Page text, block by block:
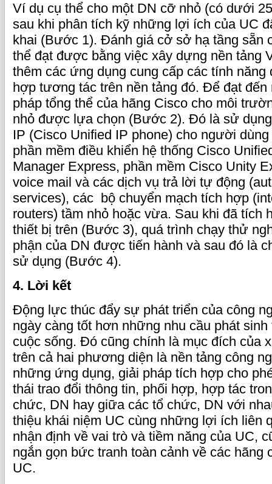
Ví dụ cụ thể cho một DN cỡ nhỏ (có dưới
sau khi phân tích kỹ những lợi ích của UC
khai (Bước 1). Đánh giá cở sở hạ tầng sẵn
thể đạt được bằng việc xây dựng nền tảng
thêm các ứng dụng cung cấp các tính năng
hợp tương tác trên nền tảng đó. Để đạt đến
pháp tổng thể của hãng Cisco cho môi
nhỏ được lựa chọn (Bước 2). Đó là sử
IP (Cisco Unified IP phone) cho người
phần mềm điều khiển hệ thống Cisco
Manager Express, phần mềm Cisco Unity
voice mail và các dịch vụ trả lời tự động
services), các bộ chuyển mạch tích hợp
routers) tầm nhỏ hoặc vừa. Sau khi đã tích
thiết bị trên (Bước 3), quá trình chạy thử
phận của DN được tiến hành và sau đó là
sử dụng (Bước 4).
4. Lời kết
Động lực thúc đẩy sự phát triển của công
ngày càng tốt hơn những nhu cầu phát
cuộc sống. Đó cũng chính là mục đích của
trên cả hai phương diện là nền tảng công
những ứng dụng, giải pháp tích hợp cho
thái trao đổi thông tin, phối hợp, hợp tác
chức, DN hay giữa các tổ chức, DN với
thiệu khái niệm UC cùng những lợi ích liên
nhận định về vai trò và tiềm năng của UC,
ngắn gọn bức tranh toàn cảnh về các hãng
UC.